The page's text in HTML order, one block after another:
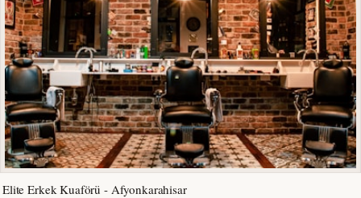
Elite Erkek Kuaförü - Afyonkarahisar